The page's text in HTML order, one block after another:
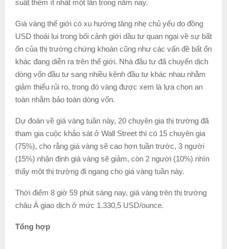
suất thêm ít nhất một lần trong năm nay.
Giá vàng thế giới có xu hướng tăng nhẹ chủ yếu do đồng
USD thoái lui trong bối cảnh giới dầu tư quan ngại về sự bất
ổn của thị trường chứng khoán cũng như các vấn đề bất ổn
khác đang diễn ra trên thế giới. Nhà đầu tư đã chuyển dịch
dòng vốn đầu tư sang nhiều kênh đầu tư khác nhau nhằm
giảm thiểu rủi ro, trong đó vàng được xem là lựa chọn an
toàn nhằm bảo toàn dòng vốn.
Dự đoán về giá vàng tuần này, 20 chuyên gia thị trường đã
tham gia cuộc khảo sát ở Wall Street thì có 15 chuyên gia
(75%), cho rằng giá vàng sẽ cao hơn tuần trước, 3 người
(15%) nhận định giá vàng sẽ giảm, còn 2 người (10%) nhìn
thấy một thị trường đi ngang cho giá vàng tuần này.
Thời điểm 8 giờ 59 phút sáng nay, giá vàng trên thị trường
châu Á giao dịch ở mức 1.330,5 USD/ounce.
Tổng hợp